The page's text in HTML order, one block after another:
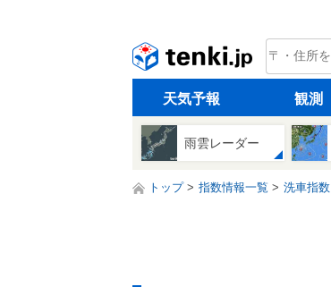
tenki.jp
天気予報 観測
雨雲レーダー
トップ 指数情報一覧 洗車指数